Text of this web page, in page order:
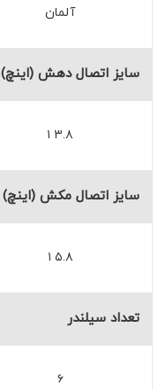
آلمان
سایز اتصال دهش (اینچ)
۳.۸ ۱
سایز اتصال مکش (اینچ)
۵.۸ ۱
تعداد سیلندر
۶